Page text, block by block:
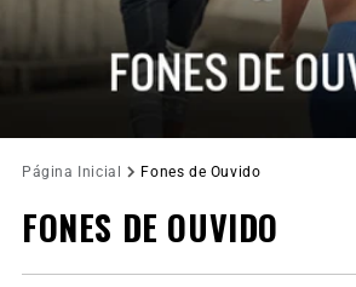
Página Inicial Fones de Ouvido
FONES DE OUVIDO